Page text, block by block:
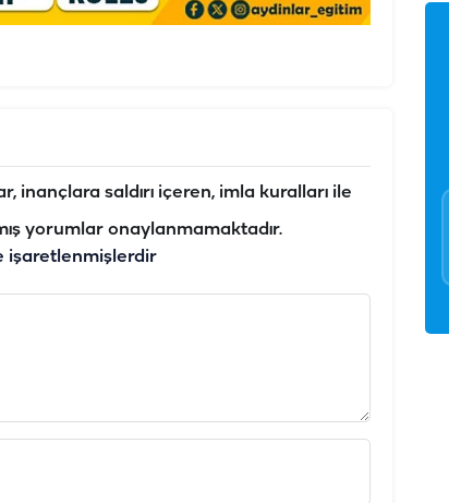
saldırı içeren, imla kuralları ile
yorumlar onaylanmamaktadır.
işaretlenmişlerdir